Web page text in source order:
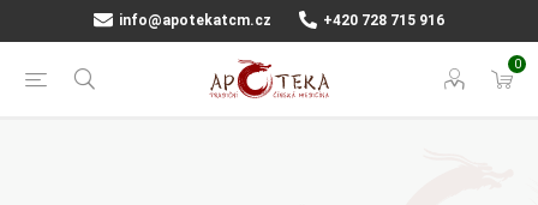
info@apotekatcm.cz +420 728 715 916
0